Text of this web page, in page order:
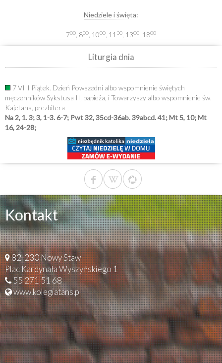
Niedziele i święta:
700 , 800 , 1000 , 11 30 , 1300 , 1800
Liturgia dnia
7 VIII Piątek. Dzień Powszedni albo wspomnienie świętych
męczenników Sykstusa II, papieża, i Towarzyszy albo wspomnienie św.
Kajetana, prezbitera
Na 2, 1. 3; 3, 1-3. 6-7; Pwt 32, 35cd-36ab. 39abcd. 41; Mt 5, 10; Mt
16, 24-28;
Kontakt
82-230 Nowy Staw
Plac Kardynała Wyszyńskiego 1
55 271 51 68
www.kolegiatans.pl